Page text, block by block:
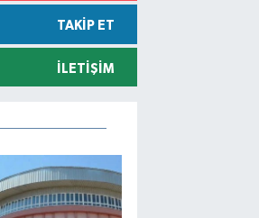
TAKIP ET
İLETIŞIM